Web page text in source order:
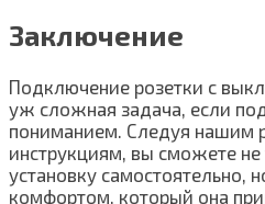
Заключение
Подключение розетки с
уж сложная задача, если
пониманием. Следуя нашим
инструкциям, вы сможете не
установку самостоятельно,
комфортом, который она